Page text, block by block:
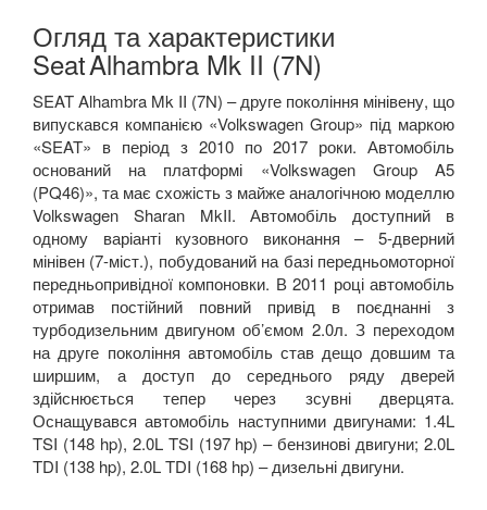
Огляд та характеристики
SeatAlhambra Mk II (7N)
SEAT Alhambra Mk II (7N) – друге покоління мінівену, що
випускався компанією «Volkswagen Group» під маркою
«SEAT» в період з 2010 по 2017 роки. Автомобіль
оснований на платформі «Volkswagen Group A5
(PQ46)», та має схожість з майже аналогічною моделлю
Volkswagen Sharan MkII. Автомобіль доступний в
одному варіанті кузовного виконання – 5-дверний
мінівен (7-міст.), побудований на базі передньомоторної
передньопривідної компоновки. В 2011 році автомобіль
отримав постійний повний привід в поєднанні з
турбодизельним двигуном об’ємом 2.0л. З переходом
на друге покоління автомобіль став дещо довшим та
ширшим, а доступ до середнього ряду дверей
здійснюється тепер через зсувні дверцята.
Оснащувався автомобіль наступними двигунами: 1.4L
TSI (148 hp), 2.0L TSI (197 hp) – бензинові двигуни; 2.0L
TDI (138 hp), 2.0L TDI (168 hp) – дизельні двигуни.